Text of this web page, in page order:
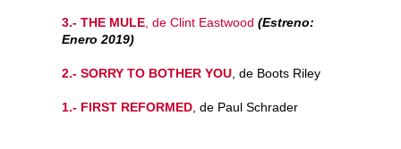
3.- THE MULE , de Clint Eastwood (Estreno:
Enero 2019)
2.- SORRY TO BOTHER YOU , de Boots Riley
1.- FIRST REFORMED , de Paul Schrader